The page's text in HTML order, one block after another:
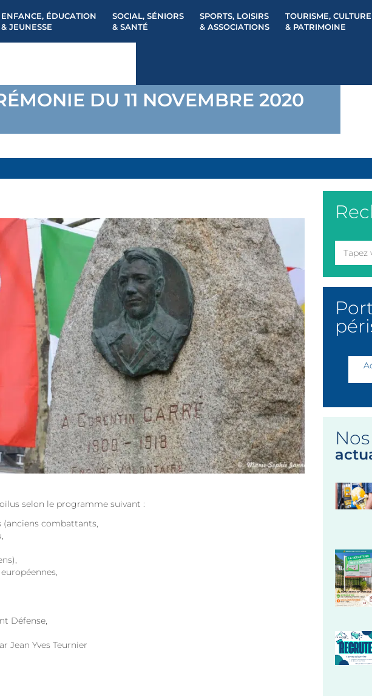
ENFANCE, ÉDUCATION
& JEUNESSE
SOCIAL, SÉNIORS
& SANTÉ
SPORTS, LOISIRS
& ASSOCIATIONS
TOURISME, CULTURE
& PATRIMOINE
DU 11 NOVEMBRE 2020
selon le programme suivant :
(anciens combattants,
Défense,
Jean Yves Teurnier
Nos